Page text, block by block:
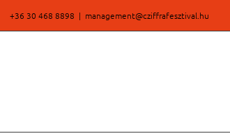
+36 30 468 8898 | management@cziffrafesztival.hu